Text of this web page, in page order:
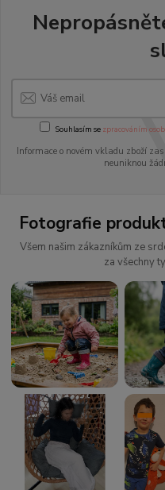
Souhlasím se zpracováním
Informace o novém vkladu zboží
neuniknou
Fotografie
Všem našim zákazníkům ze
za všechny